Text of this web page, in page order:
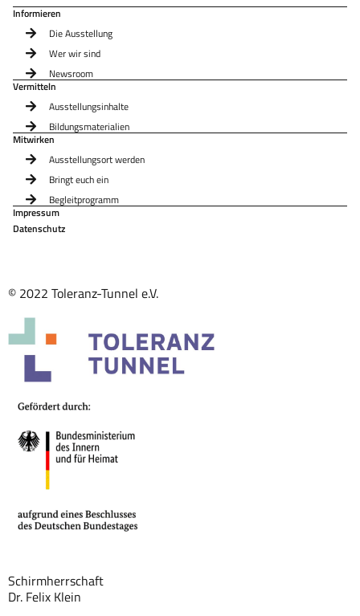
Informieren
Die Ausstellung
Wer wir sind
Newsroom
Vermitteln
Ausstellungsinhalte
Bildungsmaterialien
Mitwirken
Ausstellungsort werden
Bringt euch ein
Begleitprogramm
Impressum
Datenschutz
© 2022 Toleranz-Tunnel e.V.
Schirmherrschaft
Dr. Felix Klein